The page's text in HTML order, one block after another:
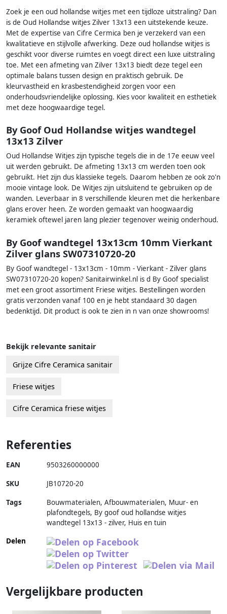
Zoek je een oud hollandse witjes met een tijdloze uitstraling? Dan
is de Oud Hollandse witjes Zilver 13x13 een uitstekende keuze.
Met de expertise van Cifre Cermica ben je verzekerd van een
kwalitatieve en stijlvolle afwerking. Deze oud hollandse witjes is
geschikt voor diverse ruimtes en voegt direct een luxe uitstraling
toe. Met een afmeting van Zilver 13x13 biedt deze tegel een
optimale balans tussen design en praktisch gebruik. De
kleurvastheid en krasbestendigheid zorgen voor een
onderhoudsvriendelijke oplossing. Kies voor kwaliteit en esthetiek
met deze hoogwaardige tegel.
By Goof Oud Hollandse witjes wandtegel
13x13 Zilver
Oud Hollandse Witjes zijn typische tegels die in de 17e eeuw veel
uit werden gebruikt. De afmeting 13x13 cm werden toen ook
gebruikt. Het zijn dus klassieke tegels. Daarom hebben ze ook zo'n
mooie vintage look. De Witjes zijn uitsluitend te gebruiken op de
wanden. Leverbaar in 8 verschillende kleuren met die herkenbare
glans erover heen. Ze worden gemaakt van hoogwaardig
keramiek oftewel jaren lang plezier tegenover weinig onderhoud.
By Goof wandtegel 13x13cm 10mm Vierkant
Zilver glans SW07310720-20
By Goof wandtegel - 13x13cm - 10mm - Vierkant - Zilver glans
SW07310720-20 kopen? Sanitairwinkel.nl is d By Goof specialist
met een groot assortiment Friese witjes. Bestellingen worden
gratis verzonden vanaf 100 en je hebt standaard 30 dagen
bedenktijd. Dit product is ook te zien in n van onze showrooms!
Bekijk relevante sanitair
Grijze Cifre Ceramica sanitair
Friese witjes
Cifre Ceramica friese witjes
Referenties
EAN 9503260000000
SKU JB10720-20
Tags
Bouwmaterialen, Afbouwmaterialen, Muur- en
plafondtegels, By goof oud hollandse witjes
wandtegel 13x13 - zilver, Huis en tuin
Delen
Vergelijkbare producten